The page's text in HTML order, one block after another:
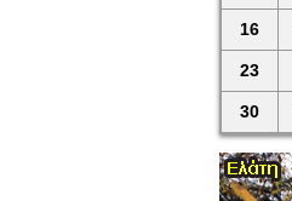
16
23
30